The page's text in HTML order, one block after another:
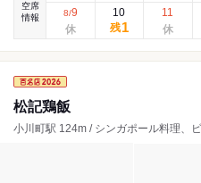
空席
情報
8/9
10
残1
11
松記鶏飯
小川町駅 124m / シンガポール料理、